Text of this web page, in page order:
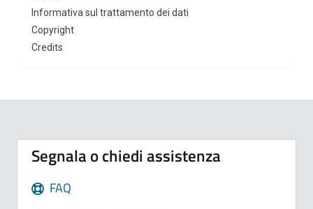
Informativa sul trattamento dei dati
Copyright
Credits
Segnala o chiedi assistenza
FAQ